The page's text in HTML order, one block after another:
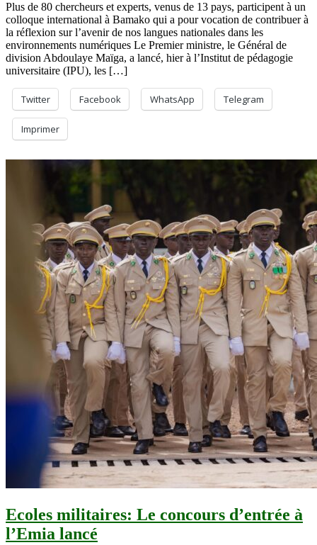
Plus de 80 chercheurs et experts, venus de 13 pays, participent à un
colloque international à Bamako qui a pour vocation de contribuer à
la réflexion sur l’avenir de nos langues nationales dans les
environnements numériques Le Premier ministre, le Général de
division Abdoulaye Maïga, a lancé, hier à l’Institut de pédagogie
universitaire (IPU), les […]
Twitter Facebook WhatsApp Telegram
Imprimer
Ecoles militaires: Le concours d’entrée à
l’Emia lancé